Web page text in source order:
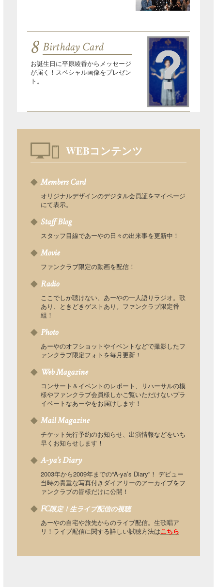
8 Birthday Card
お誕生日に平原綾香からメッセージ
が届く！スペシャル画像をプレゼン
ト。
WEBコンテンツ
Members Card
オリジナルデザインのデジタル会員証をマイページ
にて表示。
Staff Blog
スタッフ目線であーやの日々の出来事を更新中！
Movie
ファンクラブ限定の動画を配信！
Radio
ここでしか聴けない、あーやの一人語りラジオ。歌
あり、ときどきゲストあり。ファンクラブ限定番
組！
Photo
あーやのオフショットやイベントなどで撮影したフ
ァンクラブ限定フォトを毎月更新！
Web Magazine
コンサート＆イベントのレポート、リハーサルの模
様やファンクラブ会員様しかご覧いただけないプラ
イベートなあーやをお届けします！
Mail Magazine
チケット先行予約のお知らせ、出演情報などをいち
早くお知らせします！
A-ya’s Diary
2003年から2009年までの“A-ya’s Diary”！ デビュー
当時の貴重な写真付きダイアリーのアーカイブをフ
ァンクラブの皆様だけに公開！
FC限定！生ライブ配信の視聴
あーやの自宅や旅先からのライブ配信。生歌唱ア
リ！ライブ配信に関する詳しい試聴方法はこちら